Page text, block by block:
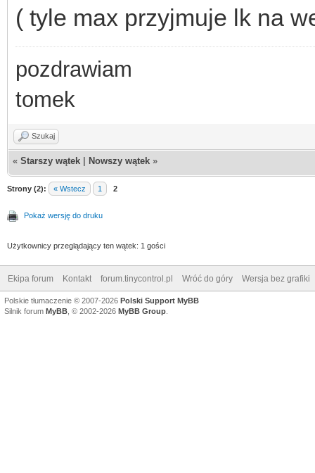
( tyle max przyjmuje lk na
pozdrawiam
tomek
Szukaj
« Starszy wątek Nowszy wątek »
Strony (2): « Wstecz 1 2
Pokaż wersję do druku
Użytkownicy przeglądający ten wątek: 1 gości
Ekipa forum Kontakt forum.tinycontrol.pl Wróć do góry Wersja bez grafiki
Polskie tłumaczenie © 2007-2026 Polski Support MyBB
Silnik forum MyBB , © 2002-2026 MyBB Group